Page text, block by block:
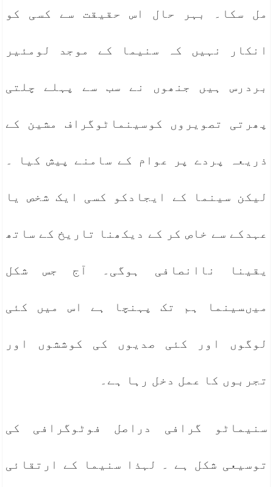
مل سکا۔ بہر حال اس حقیقت سے کسی کو
انکار نہیں کہ سنیما کے موجد لومئیر
بردرس ہیں جنھوں نے سب سے پہلے چلتی
پھرتی تصویروں کوسینماٹوگراف مشین کے
ذریعہ پردے پر عوام کے سامنے پیش کیا ۔
لیکن سینما کے ایجادکو کسی ایک شخص یا
عہدکے سے خاص کر کے دیکھنا تاریخ کے ساتھ
یقینا ناانصافی ہوگی۔ آج جس شکل
میںسینما ہم تک پہنچا ہے اس میں کئی
لوگوں اور کئی صدیوں کی کوششوں اور
تجربوں کا عمل دخل رہا ہے۔
سنیماٹو گرافی دراصل فوٹوگرافی کی
توسیعی شکل ہے ۔ لہذا سنیما کے ارتقائی